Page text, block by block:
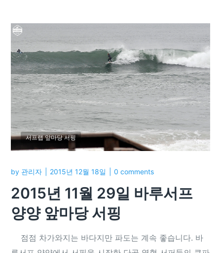
서프랩 앞마당 서핑
by 관리자 2015년 12월 18일 0 comments
2015년 11월 29일 바루서프
양양 앞마당 서핑
점점 차가와지는 바다지만 파도는 계속 좋습니다. 바